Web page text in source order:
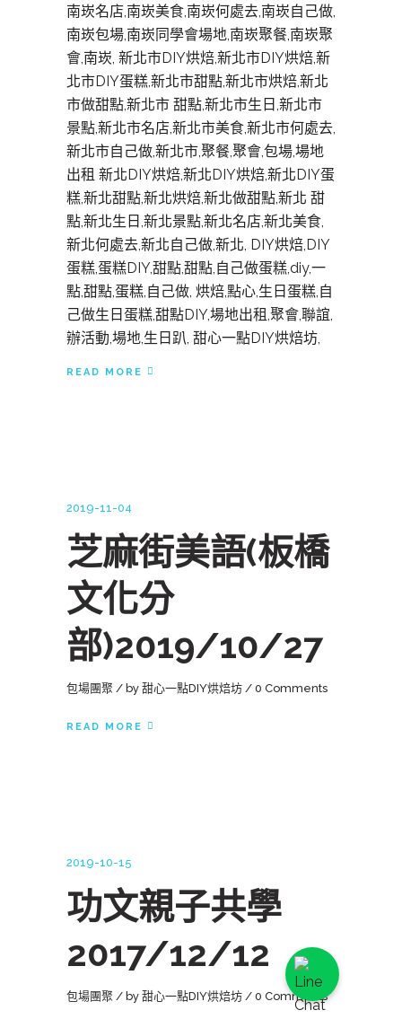
南崁名店,南崁美食,南崁何處去,南崁自己做,
南崁包場,南崁同學會場地,南崁聚餐,南崁聚
會,南崁, 新北市DIY烘焙,新北市DIY烘焙,新
北市DIY蛋糕,新北市甜點,新北市烘焙,新北
市做甜點,新北市 甜點,新北市生日,新北市
景點,新北市名店,新北市美食,新北市何處去,
新北市自己做,新北市,聚餐,聚會,包場,場地
出租 新北DIY烘焙,新北DIY烘焙,新北DIY蛋
糕,新北甜點,新北烘焙,新北做甜點,新北 甜
點,新北生日,新北景點,新北名店,新北美食,
新北何處去,新北自己做,新北, DIY烘焙,DIY
蛋糕,蛋糕DIY,甜點,甜點,自己做蛋糕,diy,一
點,甜點,蛋糕,自己做, 烘焙,點心,生日蛋糕,自
己做生日蛋糕,甜點DIY,場地出租,聚會,聯誼,
辦活動,場地,生日趴, 甜心一點DIY烘焙坊,
READ MORE
2019-11-04
芝麻街美語(板橋
文化分
部)2019/10/27
包場團聚 by 甜心一點DIY烘焙坊 0 Comments
READ MORE
2019-10-15
功文親子共學
2017/12/12
包場團聚 by 甜心一點DIY烘焙坊 0 Comments